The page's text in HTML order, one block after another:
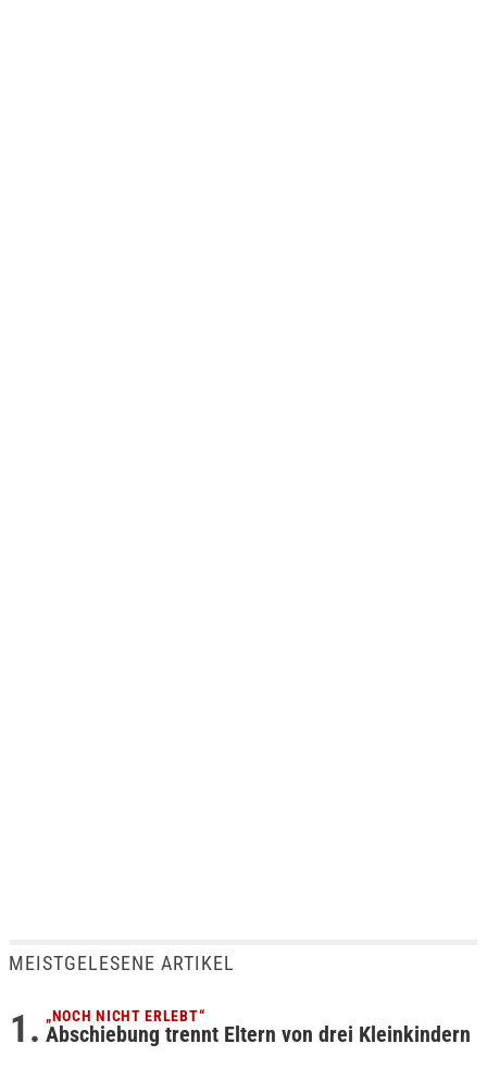
MEISTGELESENE ARTIKEL
„NOCH NICHT ERLEBT“
Abschiebung trennt Eltern von drei Kleinkindern